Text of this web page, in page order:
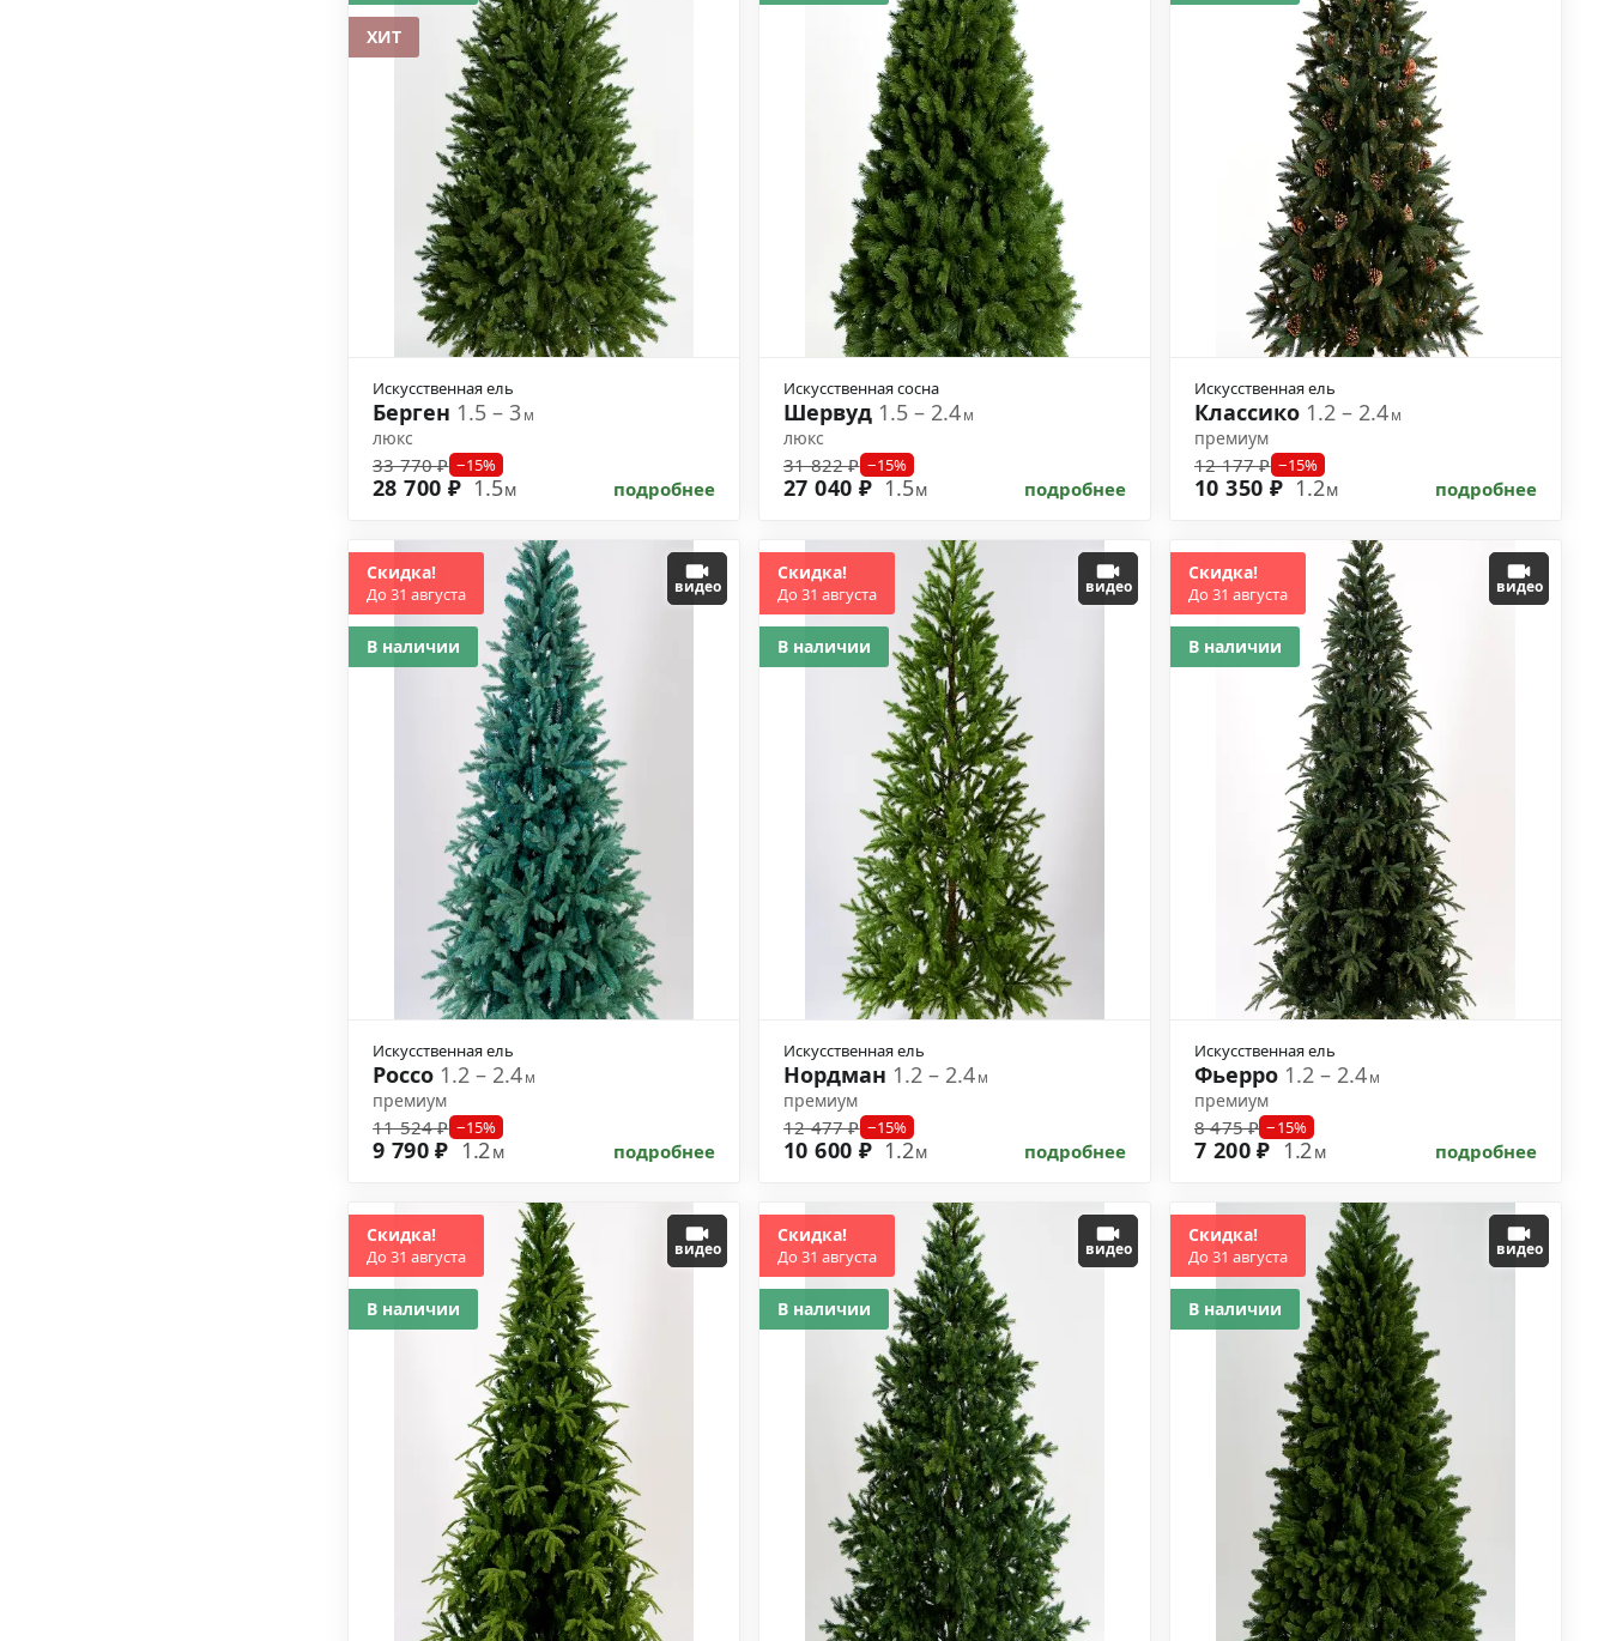
Искусственная ель
Берген 1.5 – 3м
люкс
33 770 ₽ −15%
28 700 ₽ 1.5м подробнее
ХИТ
Искусственная сосна
Шервуд 1.5 – 2.4м
люкс
31 822 ₽ −15%
27 040 ₽ 1.5м подробнее
Искусственная ель
Классико 1.2 – 2.4м
премиум
12 177 ₽ −15%
10 350 ₽ 1.2м подробнее
видео
Искусственная ель
Россо 1.2 – 2.4м
премиум
11 524 ₽ −15%
9 790 ₽ 1.2м подробнее
Скидка!
До 31 августа
В наличии
видео
Искусственная ель
Нордман 1.2 – 2.4м
премиум
12 477 ₽ −15%
10 600 ₽ 1.2м подробнее
Скидка!
До 31 августа
В наличии
видео
Искусственная ель
Фьерро 1.2 – 2.4м
премиум
8 475 ₽ −15%
7 200 ₽ 1.2м подробнее
Скидка!
До 31 августа
В наличии
видео
Скидка!
До 31 августа
В наличии
видео
Скидка!
До 31 августа
В наличии
видео
Скидка!
До 31 августа
В наличии